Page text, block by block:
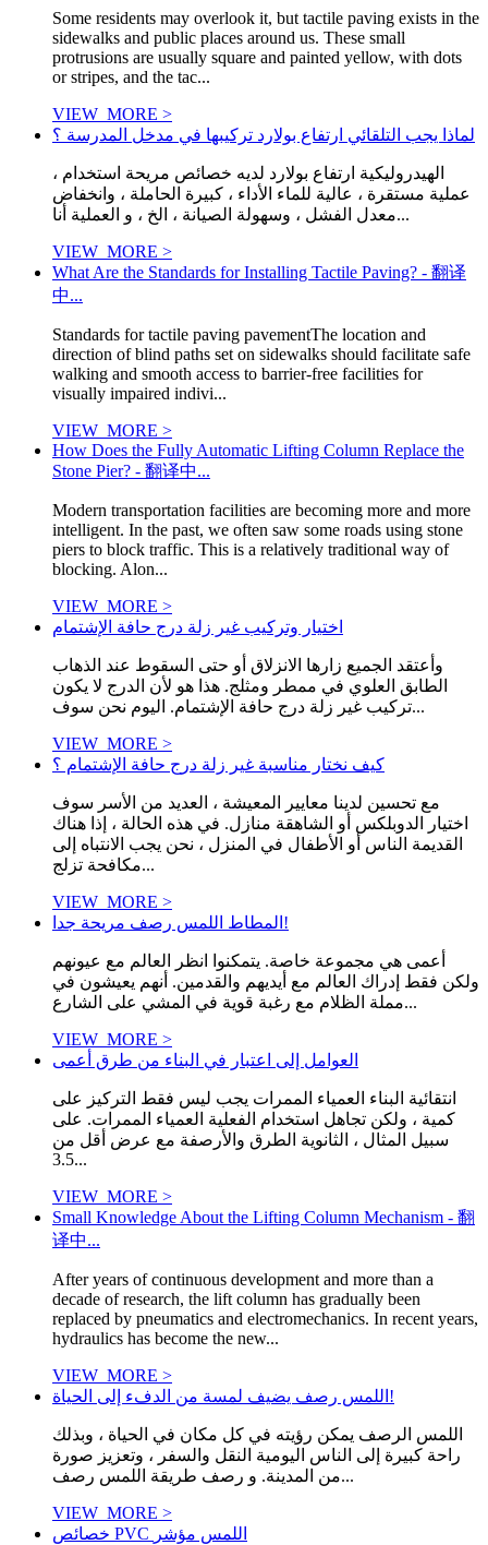
Some residents may overlook it, but tactile paving exists in the
sidewalks and public places around us. These small
protrusions are usually square and painted yellow, with dots
or stripes, and the tac...
VIEW_MORE >
لماذا يجب التلقائي ارتفاع بولارد تركيبها في مدخل المدرسة ؟
الهيدروليكية ارتفاع بولارد لديه خصائص مريحة استخدام ،
عملية مستقرة ، عالية للماء الأداء ، كبيرة الحاملة ، وانخفاض
معدل الفشل ، وسهولة الصيانة ، الخ ، و العملية أنا...
VIEW_MORE >
What Are the Standards for Installing Tactile Paving? - 翻译
中...
Standards for tactile paving pavementThe location and
direction of blind paths set on sidewalks should facilitate safe
walking and smooth access to barrier-free facilities for
visually impaired indivi...
VIEW_MORE >
How Does the Fully Automatic Lifting Column Replace the
Stone Pier? - 翻译中...
Modern transportation facilities are becoming more and more
intelligent. In the past, we often saw some roads using stone
piers to block traffic. This is a relatively traditional way of
blocking. Alon...
VIEW_MORE >
اختيار وتركيب غير زلة درج حافة الإشتمام
وأعتقد الجميع زارها الانزلاق أو حتى السقوط عند الذهاب
الطابق العلوي في ممطر ومثلج. هذا هو لأن الدرج لا يكون
تركيب غير زلة درج حافة الإشتمام. اليوم نحن سوف...
VIEW_MORE >
كيف نختار مناسبة غير زلة درج حافة الإشتمام ؟
مع تحسين لدينا معايير المعيشة ، العديد من الأسر سوف
اختيار الدوبلكس أو الشاهقة منازل. في هذه الحالة ، إذا هناك
القديمة الناس أو الأطفال في المنزل ، نحن يجب الانتباه إلى
مكافحة تزلج...
VIEW_MORE >
المطاط اللمس رصف مريحة جدا!
أعمى هي مجموعة خاصة. يتمكنوا انظر العالم مع عيونهم
ولكن فقط إدراك العالم مع أيديهم والقدمين. أنهم يعيشون في
مملة الظلام مع رغبة قوية في المشي على الشارع...
VIEW_MORE >
العوامل إلى اعتبار في البناء من طرق أعمى
انتقائية البناء العمياء الممرات يجب ليس فقط التركيز على
كمية ، ولكن تجاهل استخدام الفعلية العمياء الممرات. على
سبيل المثال ، الثانوية الطرق والأرصفة مع عرض أقل من
3.5...
VIEW_MORE >
Small Knowledge About the Lifting Column Mechanism - 翻
译中...
After years of continuous development and more than a
decade of research, the lift column has gradually been
replaced by pneumatics and electromechanics. In recent years,
hydraulics has become the new...
VIEW_MORE >
اللمس رصف يضيف لمسة من الدفء إلى الحياة!
اللمس الرصف يمكن رؤيته في كل مكان في الحياة ، وبذلك
راحة كبيرة إلى الناس اليومية النقل والسفر ، وتعزيز صورة
من المدينة. و رصف طريقة اللمس رصف...
VIEW_MORE >
خصائص PVC اللمس مؤشر